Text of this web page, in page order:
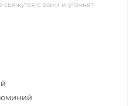
с вами и уточнят